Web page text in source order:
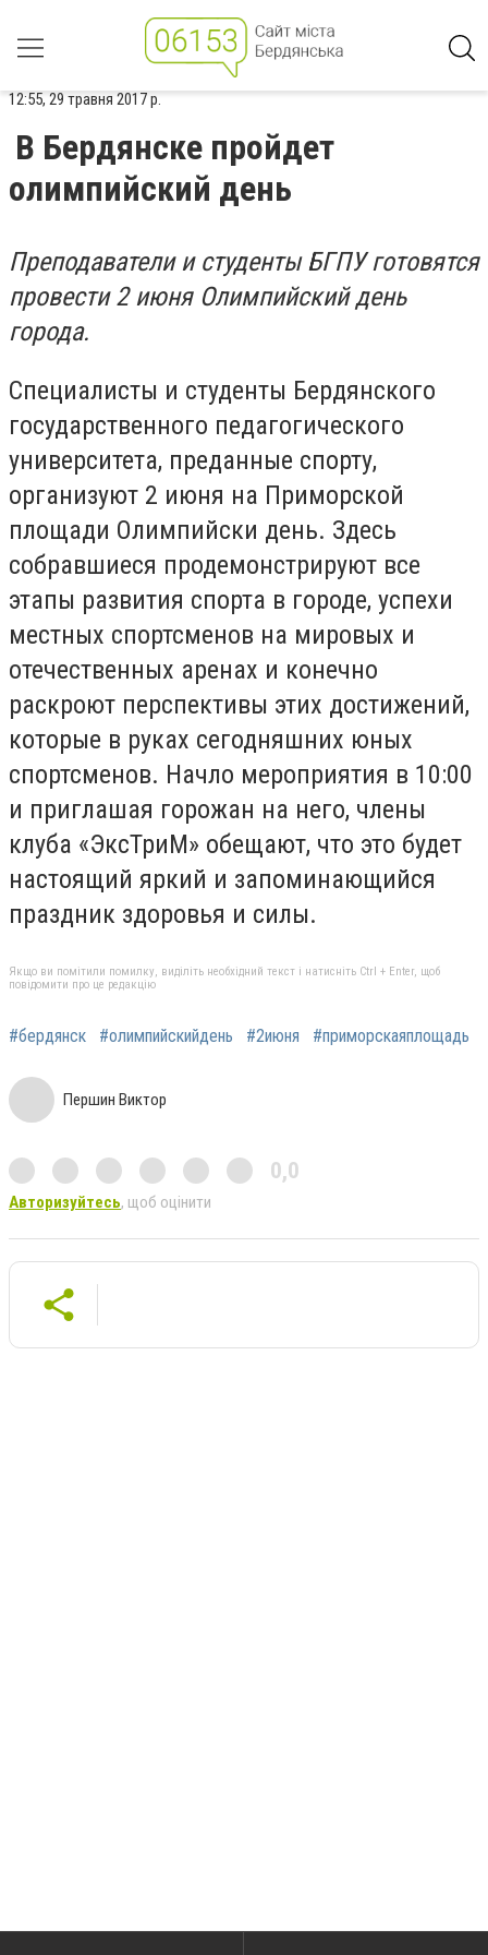
12:55, 29 травня 2017 р.
В Бердянске пройдет
олимпийский день
Преподаватели и студенты БГПУ готовятся
провести 2 июня Олимпийский день
города.
Специалисты и студенты Бердянского
государственного педагогического
университета, преданные спорту,
организуют 2 июня на Приморской
площади Олимпийски день. Здесь
собравшиеся продемонстрируют все
этапы развития спорта в городе, успехи
местных спортсменов на мировых и
отечественных аренах и конечно
раскроют перспективы этих достижений,
которые в руках сегодняшних юных
спортсменов. Начло мероприятия в 10:00
и приглашая горожан на него, члены
клуба «ЭксТриМ» обещают, что это будет
настоящий яркий и запоминающийся
праздник здоровья и силы.
Якщо ви помітили помилку, виділіть необхідний текст і натисніть Ctrl + Enter, щоб
повідомити про це редакцію
#бердянск #олимпийскийдень #2июня #приморскаяплощадь
Першин Виктор
0,0
Авторизуйтесь, щоб оцінити